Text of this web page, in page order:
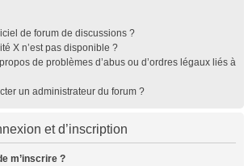
de forum de discussions ?
X n’est pas disponible ?
de problèmes d’abus ou d’ordres légaux liés à
un administrateur du forum ?
et d’inscription
m’inscrire ?